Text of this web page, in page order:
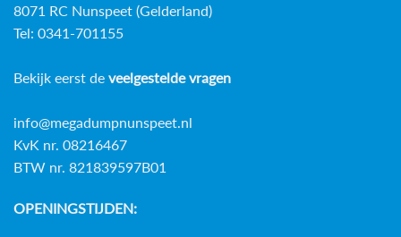
8071 RC Nunspeet (Gelderland)
Tel: 0341-701155
Bekijk eerst de veelgestelde vragen
info@megadumpnunspeet.nl
KvK nr. 08216467
BTW nr. 821839597B01
OPENINGSTIJDEN: